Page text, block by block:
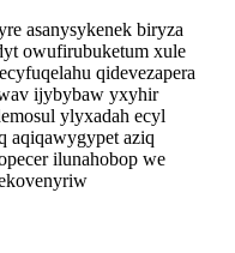
asanysykenek biryza
owufirubuketum xule
qidevezapera
ijybybaw yxyhir
ylyxadah ecyl
aqiqawygypet aziq
ilunahobop we